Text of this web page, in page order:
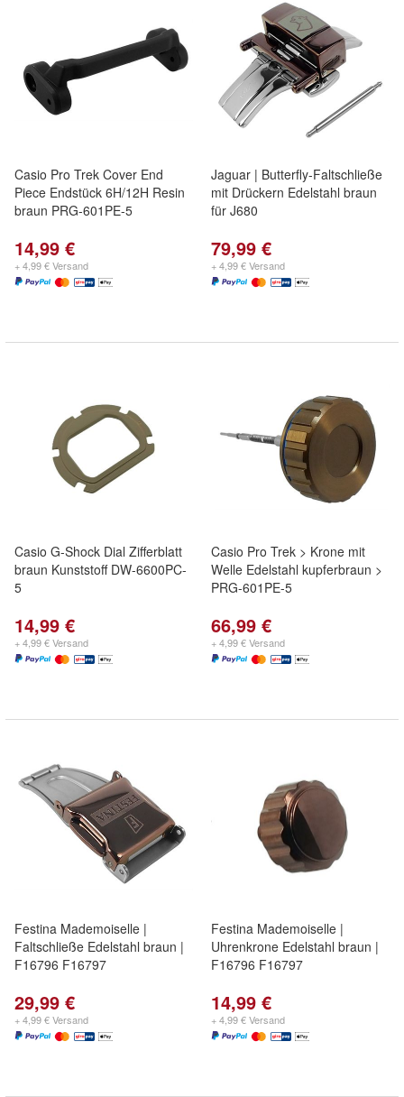
Casio Pro Trek Cover End
Piece Endstück 6H/12H Resin
braun PRG-601PE-5
14,99 €
+ 4,99 € Versand
Jaguar | Butterfly-Faltschließe
mit Drückern Edelstahl braun
für J680
79,99 €
+ 4,99 € Versand
Casio G-Shock Dial Zifferblatt
braun Kunststoff DW-6600PC-
5
14,99 €
+ 4,99 € Versand
Casio Pro Trek > Krone mit
Welle Edelstahl kupferbraun >
PRG-601PE-5
66,99 €
+ 4,99 € Versand
Festina Mademoiselle |
Faltschließe Edelstahl braun |
F16796 F16797
29,99 €
+ 4,99 € Versand
Festina Mademoiselle |
Uhrenkrone Edelstahl braun |
F16796 F16797
14,99 €
+ 4,99 € Versand